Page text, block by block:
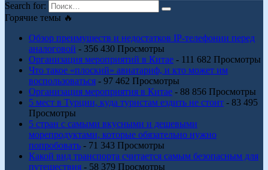
Search for:
Горячие темы 🔥
Обзор преимуществ и недостатков IP-телефонии перед
аналоговой - 356 430 Просмотры
Организация мероприятий в Китае - 111 682 Просмотры
Что такое «плоский» авиатариф, и кто может им
воспользоваться - 97 462 Просмотры
Организация мероприятия в Китае - 88 856 Просмотры
5 мест в Турции, куда туристам ездить не стоит - 83 495
Просмотры
5 стран с самыми вкусными и дешевыми
морепродуктами, которые обязательно нужно
попробовать - 71 343 Просмотры
Какой вид транспорта считается самым безопасным для
путешествия - 58 379 Просмотры